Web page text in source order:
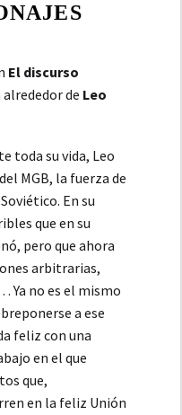
El discurso
de Leo
toda su vida, Leo
MGB, la fuerza de
En su
que en su
pero que ahora
arbitrarias,
Ya no es el mismo
a ese
feliz con una
en el que
que,
en la feliz Unión